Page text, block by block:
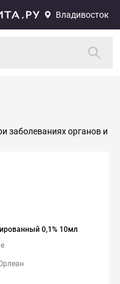
Владивосток
заболеваниях органов и
0,1% 10мл